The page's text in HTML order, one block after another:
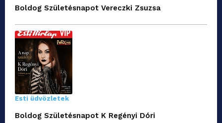
Boldog Születésnapot Vereczki Zsuzsa
Esti üdvözletek
Boldog Születésnapot K Regényi Dóri